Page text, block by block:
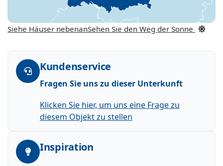
Siehe Häuser nebenanSehen Sie den Weg der Sonne
Kundenservice
Fragen Sie uns zu dieser Unterkunft
Klicken Sie hier, um uns eine Frage zu
diesem Objekt zu stellen
Inspiration